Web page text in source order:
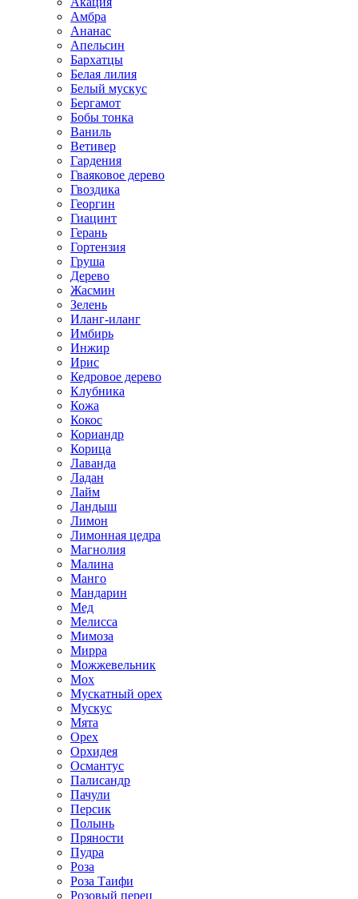
Амбра
Ананас
Апельсин
Бархатцы
Белая лилия
Белый мускус
Бергамот
Бобы тонка
Ваниль
Ветивер
Гардения
Гваяковое дерево
Гвоздика
Георгин
Гиацинт
Герань
Гортензия
Груша
Дерево
Жасмин
Зелень
Иланг-иланг
Имбирь
Инжир
Ирис
Кедровое дерево
Клубника
Кожа
Кокос
Кориандр
Корица
Лаванда
Ладан
Лайм
Ландыш
Лимон
Лимонная цедра
Магнолия
Малина
Манго
Мандарин
Мед
Мелисса
Мимоза
Мирра
Можжевельник
Мох
Мускатный орех
Мускус
Мята
Орех
Орхидея
Османтус
Палисандр
Пачули
Персик
Полынь
Пряности
Пудра
Роза
Роза Таифи
Розовый перец